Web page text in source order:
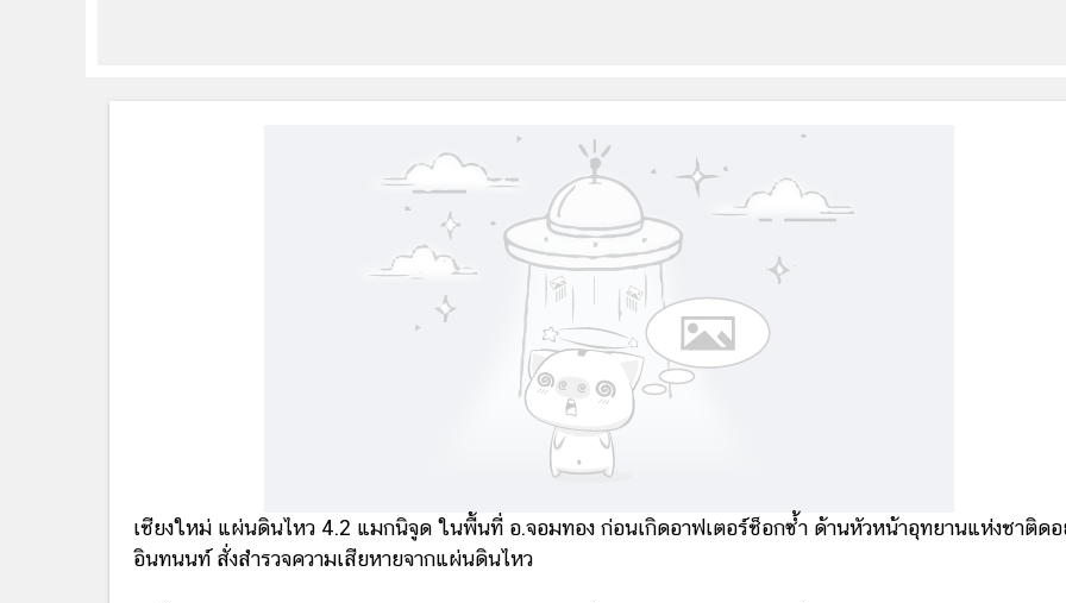
เชียงใหม่ แผ่นดินไหว 4.2 แมกนิจูด ในพื้นที่ อ.จอมทอง ก่อนเกิดอาฟเตอร์ช็อกซ้ำ ด้านหัวหน้าอุทยานแห่งชาติด
อินทนนท์ สั่งสำรวจความเสียหายจากแผ่นดินไหว